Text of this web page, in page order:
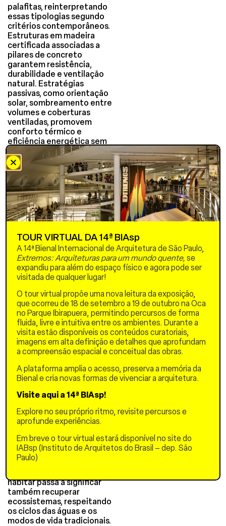
palafitas, reinterpretando
essas tipologias segundo
critérios contemporâneos.
Estruturas em madeira
certificada associadas a
pilares de concreto
garantem resistência,
durabilidade e ventilação
natural. Estratégias
passivas, como orientação
solar, sombreamento entre
volumes e coberturas
ventiladas, promovem
conforto térmico e
eficiência energética sem
depender de sistemas
artificiais.
Implantado em Área
Especial de Interesse
Social (AEIS), na Avenida
Brasil, em Manaus, o
conjunto integra áreas
comunitários e espaços
coletivos, fortalecendo
convivência,
pertencimento e redes de
solidariedade. Blocos
geminados de dois níveis
recebem tipologias
variadas, aproveitam a
ventilação predominante e
criam corredores de ar que
funcionam como túneis de
refrigeração, melhorando
microclimas internos e
No âmbito ambiental, a
restauração de igarapés
urbanos por meio de
drenagem natural,
wetlands artificiais e filtros
biológicos, transformando
áreas degradadas em
corredores ecológicos que
conectam o ambiente
habitar passa a significar
também recuperar
ecossistemas, respeitando
os ciclos das águas e os
modos de vida tradicionais.
TOUR VIRTUAL DA 14ª BIAsp
A 14ª Bienal Internacional de Arquitetura de São Paulo,
Extremos: Arquiteturas para um mundo quente, se
expandiu para além do espaço físico e agora pode ser
visitada de qualquer lugar!
O tour virtual propõe uma nova leitura da exposição,
que ocorreu de 18 de setembro a 19 de outubro na Oca
no Parque Ibirapuera, permitindo percursos de forma
fluida, livre e intuitiva entre os ambientes. Durante a
visita estão disponíveis os conteúdos curatoriais,
imagens em alta definição e detalhes que aprofundam
a compreensão espacial e conceitual das obras.
A plataforma amplia o acesso, preserva a memória da
Bienal e cria novas formas de vivenciar a arquitetura.
Visite aqui a 14ª BIAsp!
Explore no seu próprio ritmo, revisite percursos e
aprofunde experiências.
Em breve o tour virtual estará disponível no site do
IABsp (Instituto de Arquitetos do Brasil – dep. São
Paulo)